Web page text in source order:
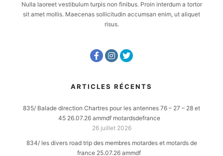
Nulla laoreet vestibulum turpis non finibus. Proin interdum a tortor
sit amet mollis. Maecenas sollicitudin accumsan enim, ut aliquet
risus.
ARTICLES RÉCENTS
835/ Balade direction Chartres pour les antennes 76 – 27 – 28 et
45 26.07.26 ammdf motardsdefrance
26 juillet 2026
834/ les divers road trip des membres motardes et motards de
france 25.07.26 ammdf